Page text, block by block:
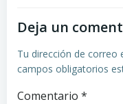
Deja un
Tu dirección de correo
campos obligatorios
Comentario *